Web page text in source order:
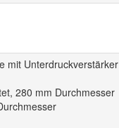
mit Unterdruckverstärker
280 mm Durchmesser